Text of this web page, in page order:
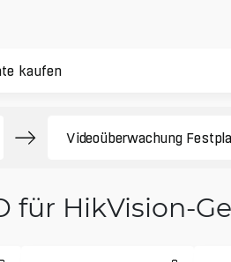
für HikVision-